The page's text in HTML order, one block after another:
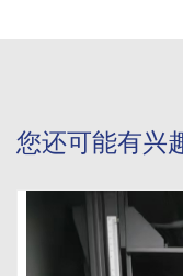
您还可能有兴